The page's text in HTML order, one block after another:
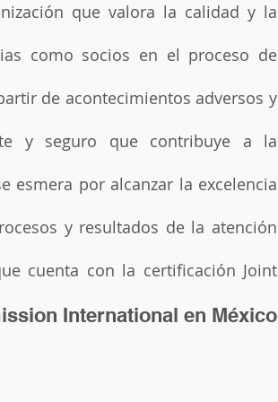
que valora la calidad y la
como socios en el proceso de
de acontecimientos adversos y
y seguro que contribuye a la
esmera por alcanzar la excelencia
y resultados de la atención
cuenta con la certificación Joint
International en México